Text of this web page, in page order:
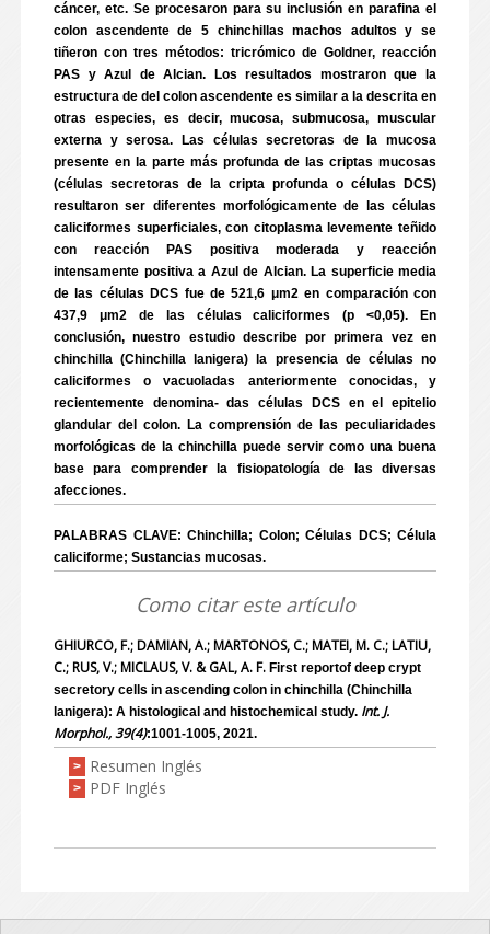
cáncer, etc. Se procesaron para su inclusión en parafina el
colon ascendente de 5 chinchillas machos adultos y se
tiñeron con tres métodos: tricrómico de Goldner, reacción
PAS y Azul de Alcian. Los resultados mostraron que la
estructura de del colon ascendente es similar a la descrita en
otras especies, es decir, mucosa, submucosa, muscular
externa y serosa. Las células secretoras de la mucosa
presente en la parte más profunda de las criptas mucosas
(células secretoras de la cripta profunda o células DCS)
resultaron ser diferentes morfológicamente de las células
caliciformes superficiales, con citoplasma levemente teñido
con reacción PAS positiva moderada y reacción
intensamente positiva a Azul de Alcian. La superficie media
de las células DCS fue de 521,6 μm2 en comparación con
437,9 μm2 de las células caliciformes (p <0,05). En
conclusión, nuestro estudio describe por primera vez en
chinchilla (Chinchilla lanigera) la presencia de células no
caliciformes o vacuoladas anteriormente conocidas, y
recientemente denomina- das células DCS en el epitelio
glandular del colon. La comprensión de las peculiaridades
morfológicas de la chinchilla puede servir como una buena
base para comprender la fisiopatología de las diversas
afecciones.
PALABRAS CLAVE: Chinchilla; Colon; Células DCS; Célula
caliciforme; Sustancias mucosas.
Como citar este artículo
GHIURCO, F.; DAMIAN, A.; MARTONOS, C.; MATEI, M. C.; LATIU,
C.; RUS, V.; MICLAUS, V. & GAL, A. F. First reportof deep crypt
secretory cells in ascending colon in chinchilla (Chinchilla
lanigera): A histological and histochemical study. Int. J.
Morphol., 39(4):1001-1005, 2021.
> Resumen Inglés
> PDF Inglés